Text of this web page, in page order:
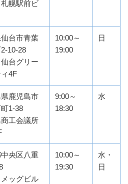
幌駅前ビ
台市青葉
10-28
台グリー
4F
10:00～
19:00
日
鹿児島市
1-38
工会議所
9:00～
18:30
水
央区八重
ッグビル
10:00～
19:30
水・
日